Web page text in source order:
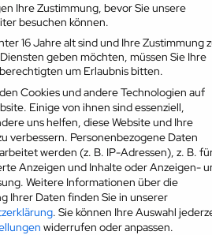
9:30
10:30
11:30
12:30
13:30
14:30
Ihre Zustimmung, bevor Sie unsere
besuchen können.
16 Jahre alt sind und Ihre Zustimmung
geben möchten, müssen Sie Ihre
um Erlaubnis bitten.
Cookies und andere Technologien auf
Einige von ihnen sind essenziell,
uns helfen, diese Website und Ihre
verbessern. Personenbezogene Daten
werden (z. B. IP-Adressen), z. B.
Anzeigen und Inhalte oder Anzeigen-
Weitere Informationen über die
Ihrer Daten finden Sie in unserer
. Sie können Ihre Auswahl
widerrufen oder anpassen.